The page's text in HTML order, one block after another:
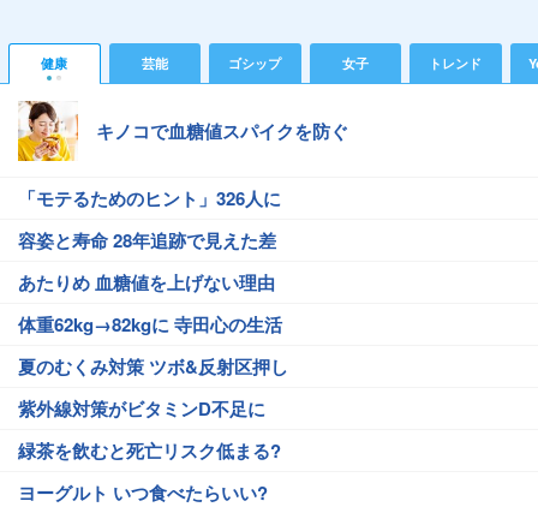
健康 芸能 ゴシップ 女子 トレンド
キノコで血糖値スパイクを防ぐ
「モテるためのヒント」326人に
容姿と寿命 28年追跡で見えた差
あたりめ 血糖値を上げない理由
体重62kg→82kgに 寺田心の生活
夏のむくみ対策 ツボ&反射区押し
紫外線対策がビタミンD不足に
緑茶を飲むと死亡リスク低まる?
ヨーグルト いつ食べたらいい?